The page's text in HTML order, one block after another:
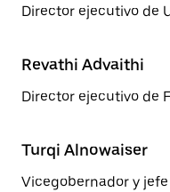
Director ejecutivo de
Revathi Advaithi
Director ejecutivo de
Turqi Alnowaiser
Vicegobernador y